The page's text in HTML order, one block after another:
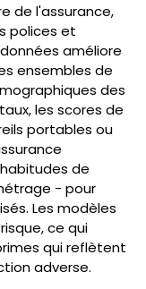
de l'assurance,
polices et
améliore
ensembles de
des
les scores de
portables ou
de
- pour
Les modèles
ce qui
qui reflètent
adverse.